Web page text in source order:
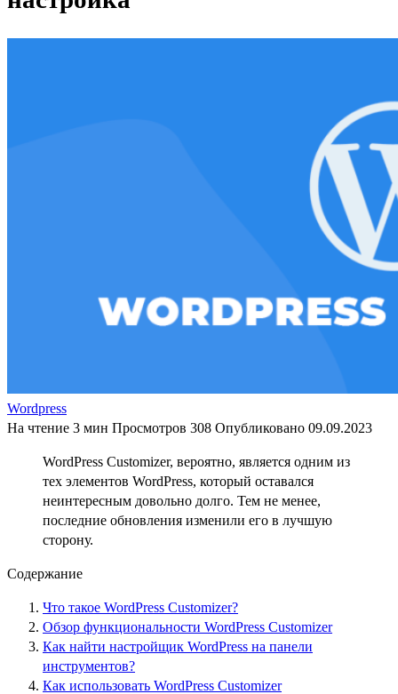
Wordpress
На чтение 3 мин Просмотров 308 Опубликовано 09.09.2023
WordPress Customizer, вероятно, является одним из
тех элементов WordPress, который оставался
неинтересным довольно долго. Тем не менее,
последние обновления изменили его в лучшую
сторону.
Содержание
Что такое WordPress Customizer?
Обзор функциональности WordPress Customizer
Как найти настройщик WordPress на панели
инструментов?
Как использовать WordPress Customizer